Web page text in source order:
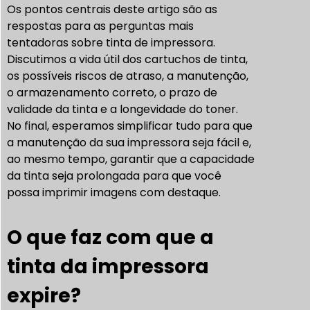
Os pontos centrais deste artigo são as
respostas para as perguntas mais
tentadoras sobre tinta de impressora.
Discutimos a vida útil dos cartuchos de tinta,
os possíveis riscos de atraso, a manutenção,
o armazenamento correto, o prazo de
validade da tinta e a longevidade do toner.
No final, esperamos simplificar tudo para que
a manutenção da sua impressora seja fácil e,
ao mesmo tempo, garantir que a capacidade
da tinta seja prolongada para que você
possa imprimir imagens com destaque.
O que faz com que a
tinta da impressora
expire?